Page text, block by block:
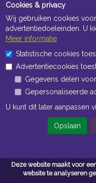
Deze website maakt voor
website te analyseren
Openingstijden
ma t/m vr 8:30 uur tot 17:00
Openingstijden
ma t/m vr 7:00 uur tot 16:30
Algemene voorwaarden
Cookies & privacy
Wij gebruiken cookies
advertentiedoeleinden. U
Meer informatie
Statistische cookies
Advertentiecookies
Gegevens delen
Gepersonaliseerde
U kunt dit later aanpassen
Opslaan